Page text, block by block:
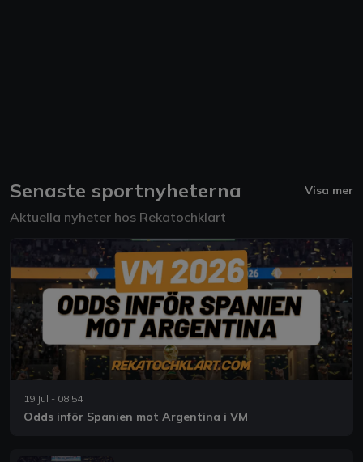
Senaste sportnyheterna Visa mer
Aktuella nyheter hos Rekatochklart
19 Jul - 08:54
Odds inför Spanien mot Argentina i VM